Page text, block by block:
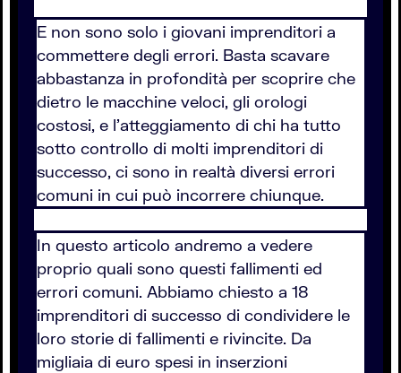
E non sono solo i giovani imprenditori a
commettere degli errori. Basta scavare
abbastanza in profondità per scoprire che
dietro le macchine veloci, gli orologi
costosi, e l’atteggiamento di chi ha tutto
sotto controllo di molti imprenditori di
successo, ci sono in realtà diversi errori
comuni in cui può incorrere chiunque.
In questo articolo andremo a vedere
proprio quali sono questi fallimenti ed
errori comuni. Abbiamo chiesto a 18
imprenditori di successo di condividere le
loro storie di fallimenti e rivincite. Da
migliaia di euro spesi in inserzioni